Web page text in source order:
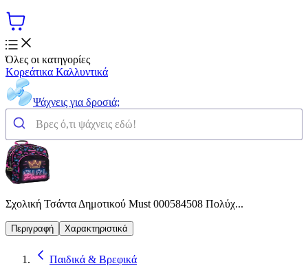
Όλες οι κατηγορίες
Κορεάτικα Καλλυντικά
Ψάχνεις για δροσιά;
Σχολική Τσάντα Δημοτικού Must 000584508 Πολύχ...
Περιγραφή Χαρακτηριστικά
Παιδικά & Βρεφικά